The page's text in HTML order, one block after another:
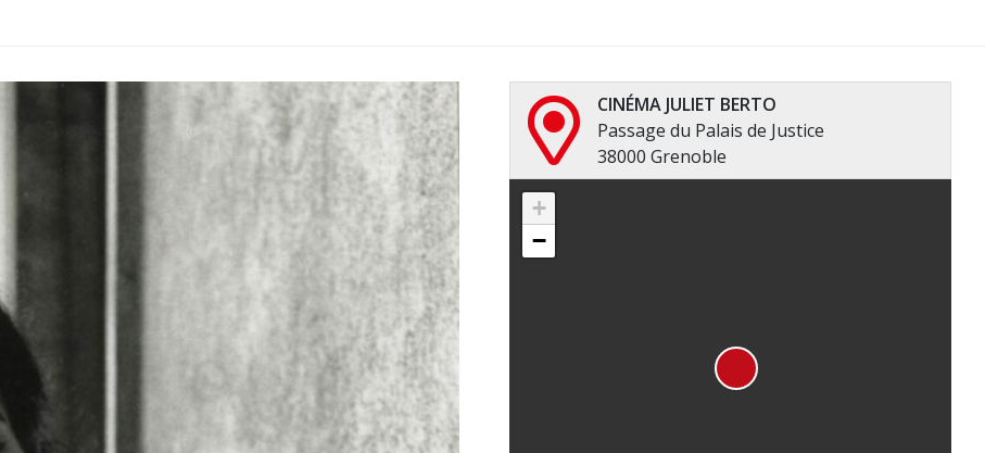
CINÉMA JULIET BERTO
Passage du Palais de Justice
38000 Grenoble
+
−